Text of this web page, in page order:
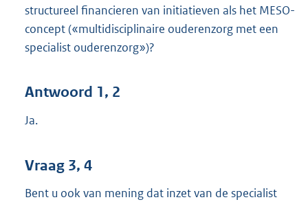
structureel financieren van initiatieven als het MESO-
concept («multidisciplinaire ouderenzorg met een
specialist ouderenzorg»)?
Antwoord 1, 2
Ja.
Vraag 3, 4
Bent u ook van mening dat inzet van de specialist